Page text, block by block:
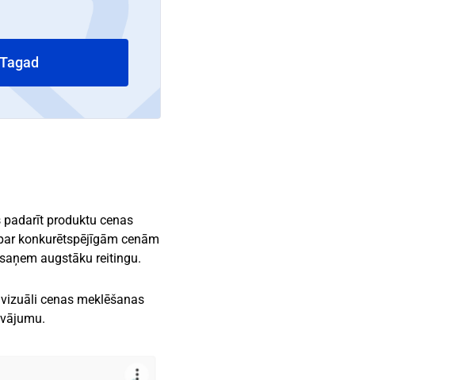
produktu cenas
konkurētspējīgām cenām
augstāku reitingu.
cenas meklēšanas